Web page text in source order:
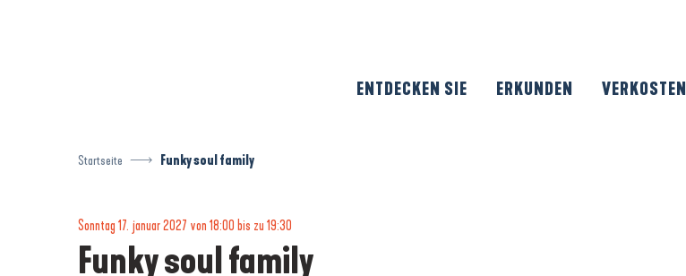
ENTDECKEN SIE ERKUNDEN VERKOSTEN
Startseite Funky soul family
Sonntag 17. januar 2027 von 18:00 bis zu 19:30
Funky soul family